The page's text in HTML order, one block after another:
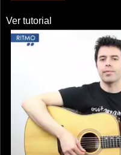
Ver tutorial